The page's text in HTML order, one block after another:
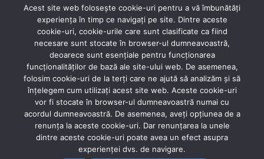
secretariat@ombudsman.md
Strada Calea Ieşilor 11/3, Chişinău
Luni - Vineri: 08:00 - 17:00
REȚELE SOCIALE
Acest site web folosește cookie-uri pentru a vă îmbunătăți
experiența în timp ce navigați pe site. Dintre aceste
cookie-uri, cookie-urile care sunt clasificate ca fiind
necesare sunt stocate în browser-ul dumneavoastră,
deoarece sunt esențiale pentru funcționarea
funcționalităților de bază ale site-ului web. De asemenea,
folosim cookie-uri de la terți care ne ajută să analizăm și să
înțelegem cum utilizați acest site web. Aceste cookie-uri
vor fi stocate în browser-ul dumneavoastră numai cu
acordul dumneavoastră. De asemenea, aveți opțiunea de a
renunța la aceste cookie-uri. Dar renunțarea la unele
dintre aceste cookie-uri poate avea un efect asupra
experienței dvs. de navigare.